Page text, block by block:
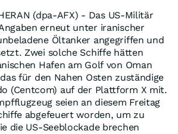
(dpa-AFX) - Das US-Militär
erneut unter iranischer
Öltanker angegriffen und
Zwei solche Schiffe hätten
Hafen am Golf von Oman
für den Nahen Osten zuständige
(Centcom) auf der Plattform X mit.
seien an diesem Freitag
abgefeuert worden, um zu
die US-Seeblockade brechen